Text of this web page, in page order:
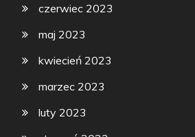
czerwiec 2023
maj 2023
kwiecień 2023
marzec 2023
luty 2023